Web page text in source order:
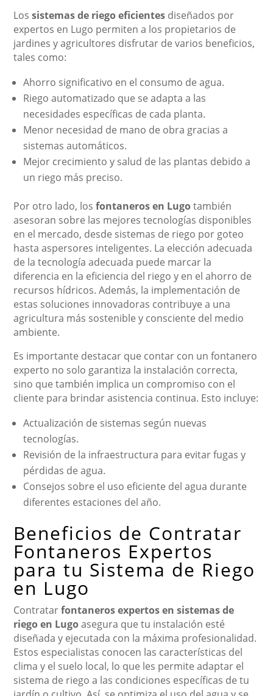
Lossistemas de riego eficientes diseñados por
expertos en Lugo permiten a los propietarios de
jardines y agricultores disfrutar de varios beneficios,
tales como:
Ahorro significativo en el consumo de agua.
Riego automatizado que se adapta a las
necesidades específicas de cada planta.
Menor necesidad de mano de obra gracias a
sistemas automáticos.
Mejor crecimiento y salud de las plantas debido a
un riego más preciso.
Por otro lado, losfontaneros en Lugotambién
asesoran sobre las mejores tecnologías disponibles
en el mercado, desde sistemas de riego por goteo
hasta aspersores inteligentes. La elección adecuada
de la tecnología adecuada puede marcar la
diferencia en la eficiencia del riego y en el ahorro de
recursos hídricos. Además, la implementación de
estas soluciones innovadoras contribuye a una
agricultura más sostenible y consciente del medio
ambiente.
Es importante destacar que contar con un fontanero
experto no solo garantiza la instalación correcta,
sino que también implica un compromiso con el
cliente para brindar asistencia continua. Esto incluye:
Actualización de sistemas según nuevas
tecnologías.
Revisión de la infraestructura para evitar fugas y
pérdidas de agua.
Consejos sobre el uso eficiente del agua durante
diferentes estaciones del año.
Beneficios de Contratar
Fontaneros Expertos
para tu Sistema de Riego
en Lugo
Contratarfontaneros expertos en sistemas de
riego en Lugoasegura que tu instalación esté
diseñada y ejecutada con la máxima profesionalidad.
Estos especialistas conocen las características del
clima y el suelo local, lo que les permite adaptar el
sistema de riego a las condiciones específicas de tu